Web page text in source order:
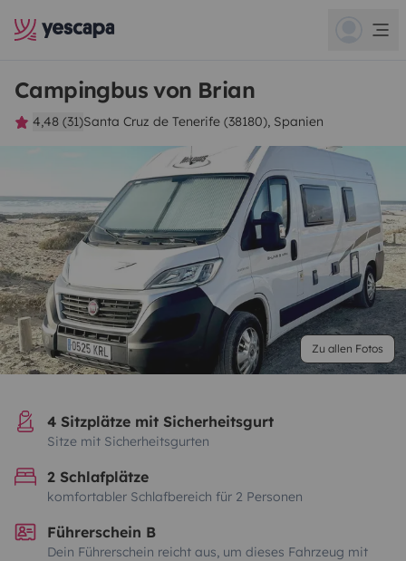
Campingbus von Brian
4,48 (31)Santa Cruz de Tenerife (38180), Spanien
Zu allen Fotos
4 Sitzplätze mit Sicherheitsgurt
Sitze mit Sicherheitsgurten
2 Schlafplätze
komfortabler Schlafbereich für 2 Personen
Führerschein B
Dein Führerschein reicht aus, um dieses Fahrzeug mit